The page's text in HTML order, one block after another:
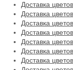
Доставка
Доставка
Доставка
Доставка
Доставка
Доставка
Доставка